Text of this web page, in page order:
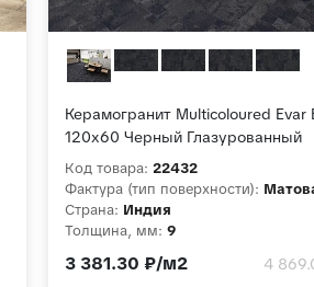
Керамогранит Multicoloured Evar
120x60 Черный Глазурованный
Код товара: 22432
Фактура (тип поверхности):
Страна: Индия
Толщина, мм: 9
3 381.30 ₽/м2 4